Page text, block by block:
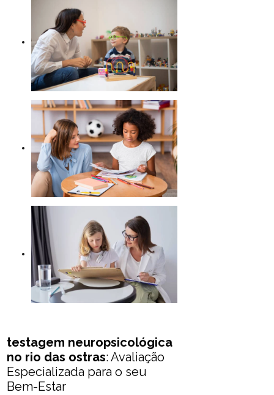
testagem neuropsicológica
no rio das ostras: Avaliação
Especializada para o seu
Bem-Estar